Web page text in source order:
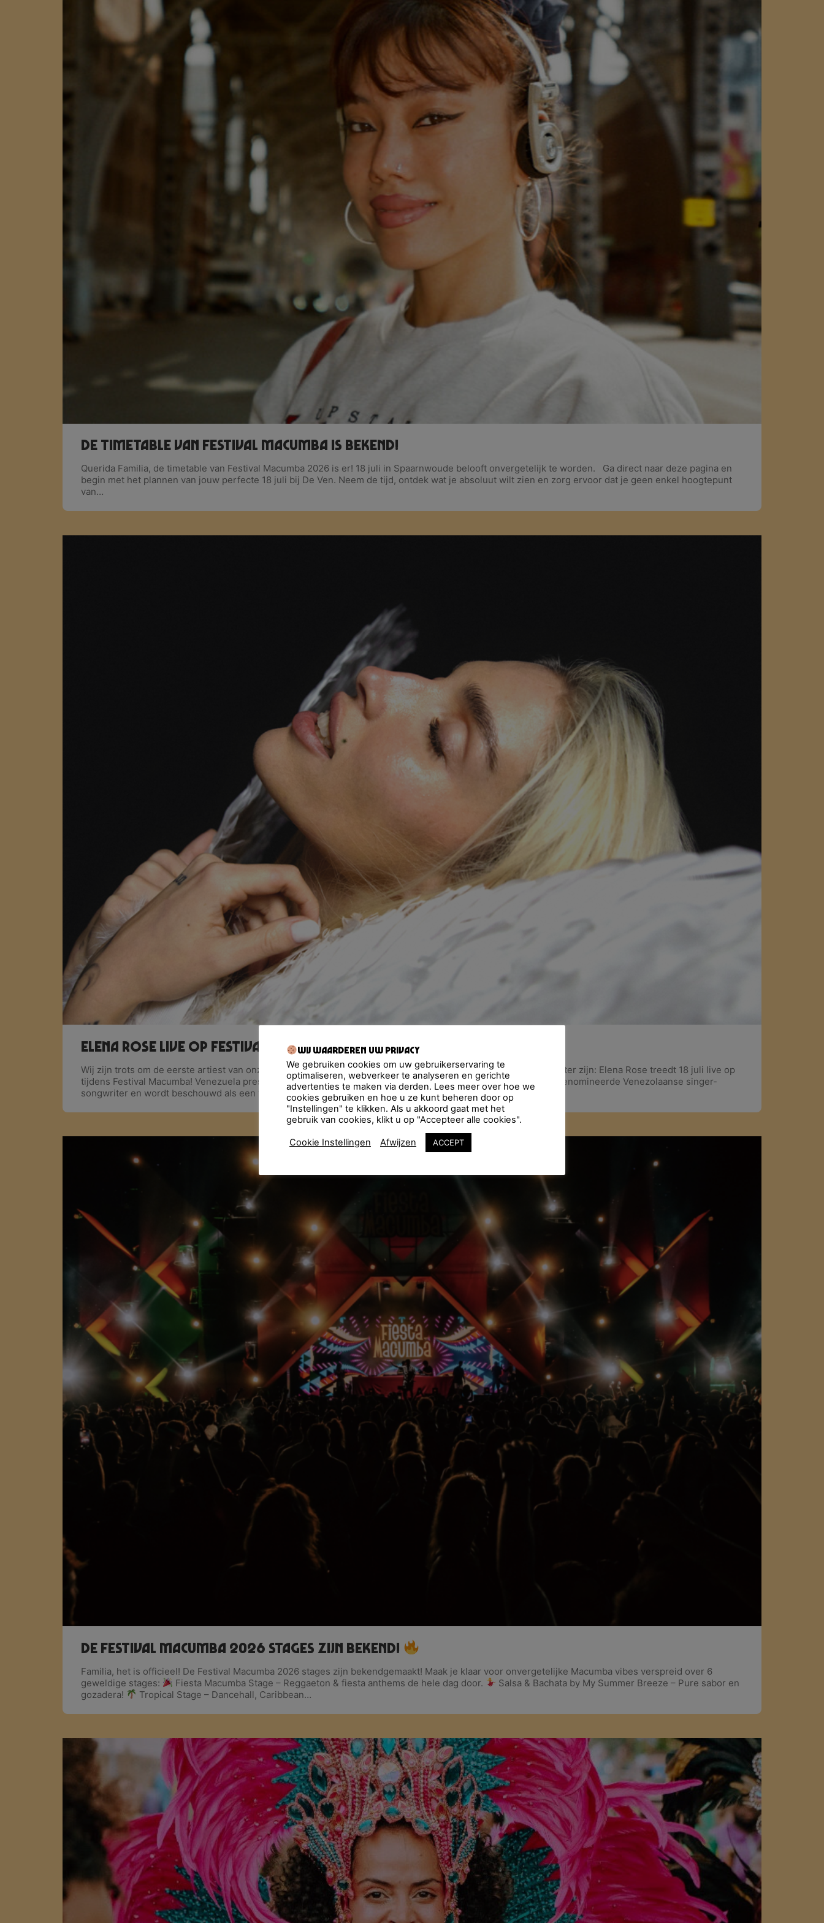
De timetable van Festival Macumba is bekend!
Querida Familia, de timetable van Festival Macumba 2026 is er! 18 juli in Spaarnwoude belooft onvergetelijk te worden. Ga direct naar deze pagina en
begin met het plannen van jouw perfecte 18 juli bij De Ven. Neem de tijd, ontdek wat je absoluut wilt zien en zorg ervoor dat je geen enkel hoogtepunt
van…
Elena Rose live op Festival Macumba!
Wij zijn trots om de eerste artiest van onze line-up voor 2026 aan te kondigen — en we kunnen niet enthousiaster zijn: Elena Rose treedt 18 juli live op
tijdens Festival Macumba! Venezuela presente!
Elena Rose is een 14-voudig Grammy- en Latin Grammy-genomineerde Venezolaanse singer-
songwriter en wordt beschouwd als een van de meest veelbelovende…
De Festival Macumba 2026 Stages Zijn Bekend!
Familia, het is officieel! De Festival Macumba 2026 stages zijn bekendgemaakt! Maak je klaar voor onvergetelijke Macumba vibes verspreid over 6
geweldige stages:
Fiesta Macumba Stage – Reggaeton & fiesta anthems de hele dag door.
Salsa & Bachata by My Summer Breeze – Pure sabor en
gozadera!
Tropical Stage – Dancehall, Caribbean…
Wij waarderen uw privacy
We gebruiken cookies om uw gebruikerservaring te
optimaliseren, webverkeer te analyseren en gerichte
advertenties te maken via derden. Lees meer over hoe we
cookies gebruiken en hoe u ze kunt beheren door op
"Instellingen" te klikken. Als u akkoord gaat met het
gebruik van cookies, klikt u op "Accepteer alle cookies".
Cookie Instellingen Afwijzen ACCEPT